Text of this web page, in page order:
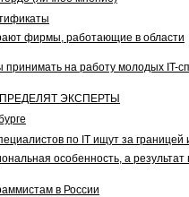
фирмы, работающие в области
на работу молодых IT-
ЭКСПЕРТЫ
по IT ищут за границей
особенность, а результат
в России